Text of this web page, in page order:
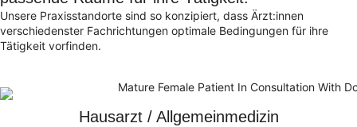
Unsere Praxisstandorte sind so konzipiert, dass Ärzt:innen
verschiedenster Fachrichtungen optimale Bedingungen für ihre
Tätigkeit vorfinden.
Hausarzt / Allgemeinmedizin